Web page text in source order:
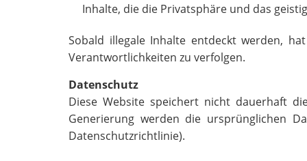
Inhalte, die die Privatsphäre und das
Sobald illegale Inhalte entdeckt werden,
Verantwortlichkeiten zu verfolgen.
Datenschutz
Diese Website speichert nicht dauerhaft
Generierung werden die ursprünglichen
Datenschutzrichtlinie).